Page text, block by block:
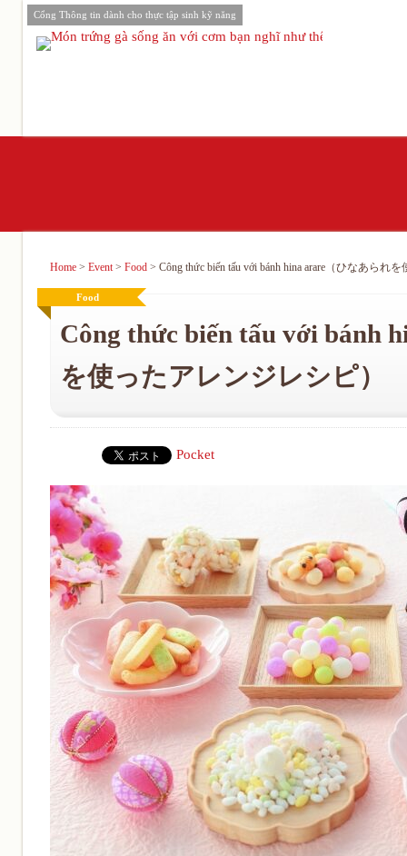
Cổng Thông tin dành cho thực tập sinh kỹ năng
Home > Event> Food > Công thức biến tấu với bánh hina arare（ひなあられ
Food
Công thức biến tấu với bánh
を使ったアレンジレシピ）
Pocket